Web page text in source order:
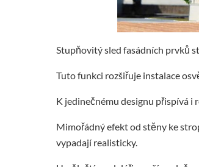
Stupňovitý sled fasádních prvků
Tuto funkci rozšiřuje instalace
K jedinečnému designu přispívá i
Mimořádný efekt od stěny ke
vypadají realisticky.